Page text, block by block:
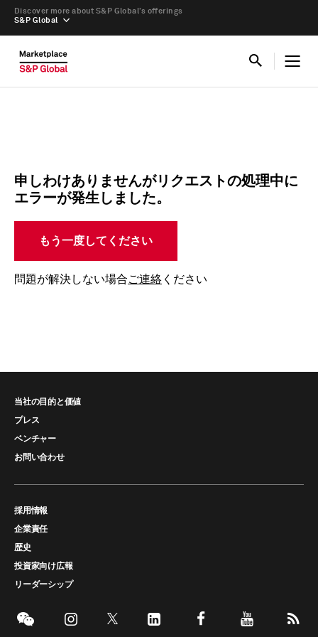
S&P Global
Discover more about S&P Global’s offerings
申しわけありませんがリクエストの処理中に
エラーが発生しました。
もう一度してください
問題が解決しない場合ご連絡 ください
当社の目的と価値
プレス
ベンチャー
お問い合わせ
採用情報
企業責任
歴史
投資家向け広報
リーダーシップ